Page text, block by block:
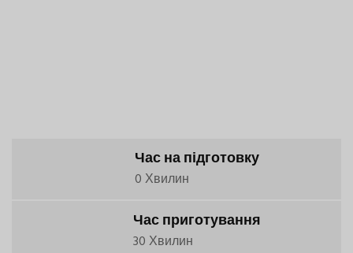
Час на підготовку
0 Хвилин
Час приготування
30 Хвилин